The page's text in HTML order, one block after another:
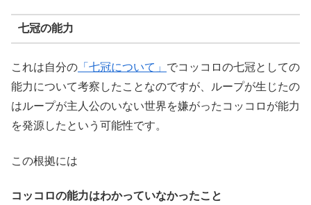
七冠の能力
これは自分の 「七冠について」 でコッコロの七冠としての
能力について考察したことなのですが、ループが生じたの
はループが主人公のいない世界を嫌がったコッコロが能力
を発源したという可能性です。
この根拠には
コッコロの能力はわかっていなかったこと